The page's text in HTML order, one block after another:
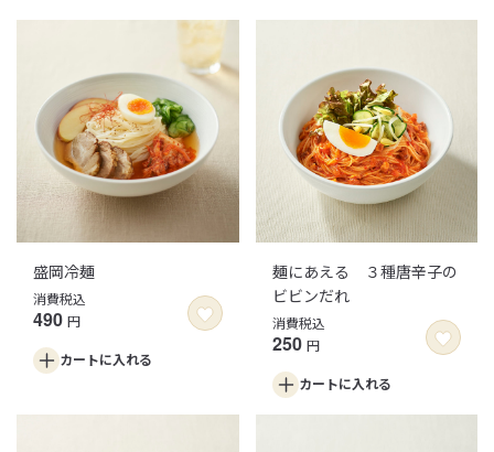
盛岡冷麺
消費税込
490 円
カートに入れる
麺にあえる ３種唐辛子の
ビビンだれ
消費税込
250 円
カートに入れる